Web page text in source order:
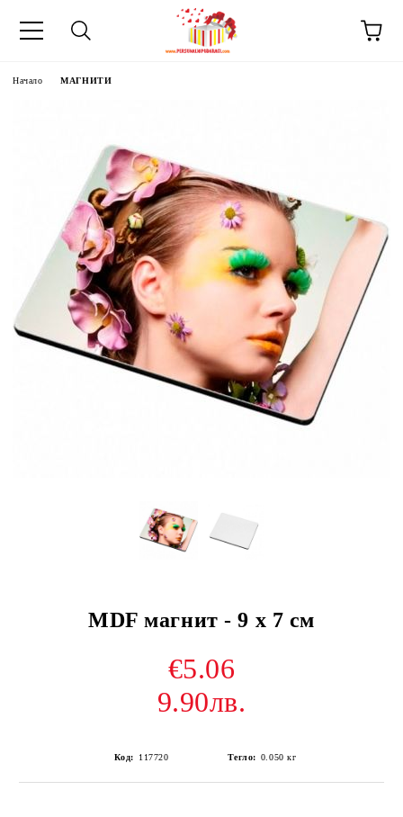
Начало МАГНИТИ
MDF магнит - 9 х 7 см
€5.06
9.90лв.
Код: 117720 Тегло: 0.050 кг